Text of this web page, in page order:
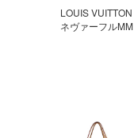
LOUIS VUITTON
ネヴァーフルMM